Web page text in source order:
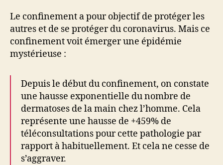
Le confinement a pour objectif de protéger les
autres et de se protéger du coronavirus. Mais ce
confinement voit émerger une épidémie
mystérieuse :
Depuis le début du confinement, on constate
une hausse exponentielle du nombre de
dermatoses de la main chez l’homme. Cela
représente une hausse de +459% de
téléconsultations pour cette pathologie par
rapport à habituellement. Et cela ne cesse de
s’aggraver.